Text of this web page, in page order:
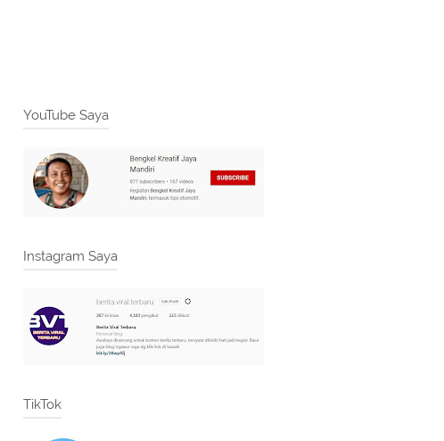
YouTube Saya
Instagram Saya
TikTok